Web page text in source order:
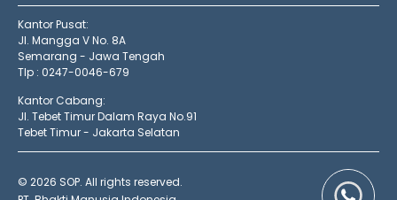
Kantor Pusat:
Jl. Mangga V No. 8A
Semarang - Jawa Tengah
Tlp : 0247-0046-679
Kantor Cabang:
Jl. Tebet Timur Dalam Raya No.91
Tebet Timur - Jakarta Selatan
© 2026 SOP. All rights reserved.